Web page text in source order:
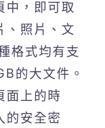
中，即可取
、照片、文
格式均有支
的大文件。
面上的時
的安全密